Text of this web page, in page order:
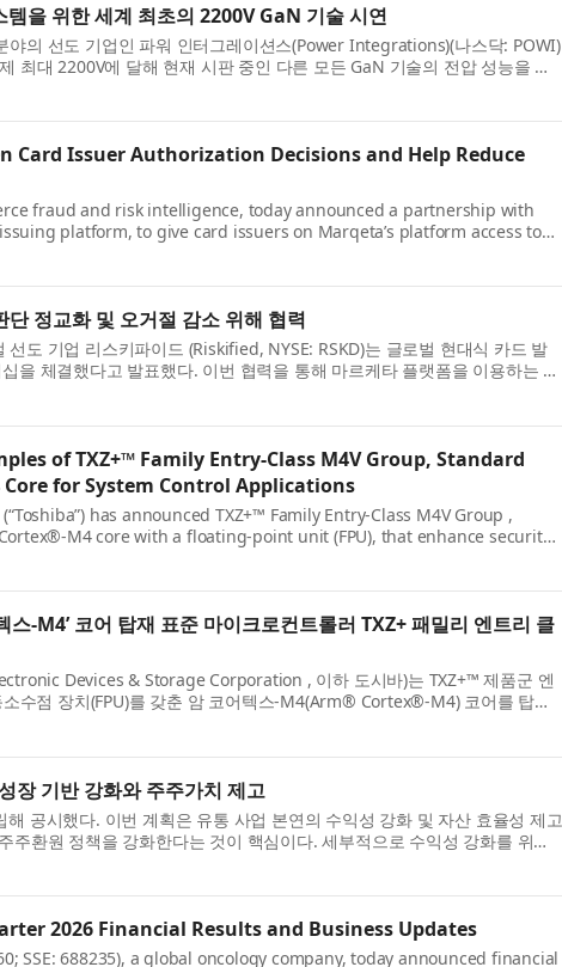
을 위한 세계 최초의 2200V GaN 기술 시연
야의 선도 기업인 파워 인터그레이션스(Power Integrations)(나스닥: POWI)
최대 2200V에 달해 현재 시판 중인 다른 모든 GaN 기술의 전압 성능을 훨
Card Issuer Authorization Decisions and Help Reduce
fraud and risk intelligence, today announced a partnership with
platform, to give card issuers on Marqeta’s platform access to
정교화 및 오거절 감소 위해 협력
도 기업 리스키파이드 (Riskified, NYSE: RSKD)는 글로벌 현대식 카드 발
을 체결했다고 발표했다. 이번 협력을 통해 마르케타 플랫폼을 이용하는 카
of TXZ+™ Family Entry‑Class M4V Group, Standard
for System Control Applications
has announced TXZ+™ Family Entry-Class M4V Group ,
M4 core with a floating-point unit (FPU), that enhance security
-M4’ 코어 탑재 표준 마이크로컨트롤러 TXZ+ 패밀리 엔트리 클
Devices & Storage Corporation , 이하 도시바)는 TXZ+™ 제품군 엔
수점 장치(FPU)를 갖춘 암 코어텍스-M4(Arm® Cortex®-M4) 코어를 탑재
장 기반 강화와 주주가치 제고
해 공시했다. 이번 계획은 유통 사업 본연의 수익성 강화 및 자산 효율성 제고
환원 정책을 강화한다는 것이 핵심이다. 세부적으로 수익성 강화를 위한
2026 Financial Results and Business Updates
SSE: 688235), a global oncology company, today announced financial